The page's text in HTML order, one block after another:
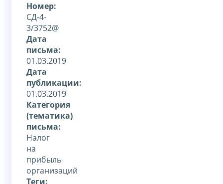
Номер:
СД-4-
3/3752@
Дата
письма:
01.03.2019
Дата
публикации:
01.03.2019
Категория
(тематика)
письма:
Налог
на
прибыль
организаций
Теги: